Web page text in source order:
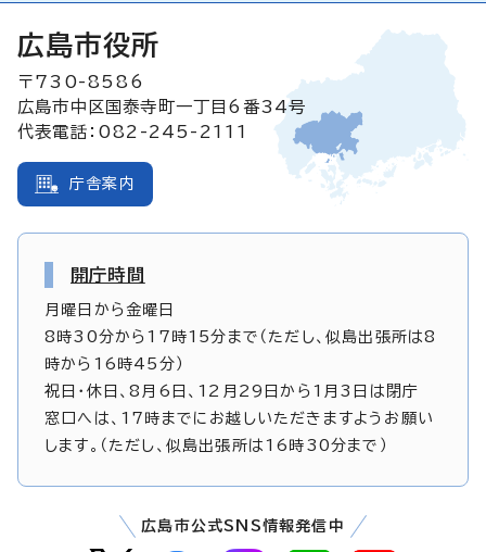
広島市役所
〒730-8586
広島市中区国泰寺町一丁目6番34号
代表電話：082-245-2111
庁舎案内
開庁時間
月曜日から金曜日
8時30分から17時15分まで（ただし、似島出張所は8
時から16時45分）
祝日・休日、8月6日、12月29日から1月3日は閉庁
窓口へは、17時までにお越しいただきますようお願い
します。（ただし、似島出張所は16時30分まで）
広島市公式SNS情報発信中